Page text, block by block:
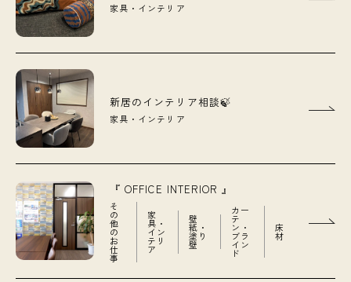
家具・インテリア
新居のインテリア相談🍃
家具・インテリア
『 OFFICE INTERIOR 』
そ
の
他
の
お
仕
事
家
具・
イン
テリ
ア
壁
紙・
塗り
壁
カー
テ
ン・
ブラ
イン
ド
床
材